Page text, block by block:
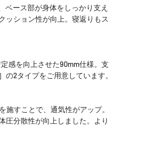
ベース部が身体をしっかり支え
ッション性が向上。寝返りもス
感を向上させた90mm仕様。支
2タイプをご用意しています。
すことで、通気性がアップ。
圧分散性が向上しました。より